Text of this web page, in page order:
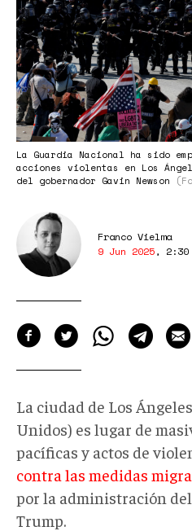
2025-
06-
09
14-
28-
09.png
La Guardia Nacional ha sido
acciones violentas en Los
del gobernador Gavin Newson
Franco Vielma
9 Jun 2025, 2:30
La ciudad de Los
Unidos) es lugar de
pacíficas y actos de
contra las medidas
por la administración
Trump.